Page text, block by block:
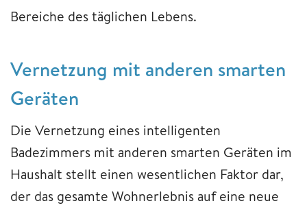
Bereiche des täglichen Lebens.
Vernetzung mit anderen smarten
Geräten
Die Vernetzung eines intelligenten
Badezimmers mit anderen smarten Geräten im
Haushalt stellt einen wesentlichen Faktor dar,
der das gesamte Wohnerlebnis auf eine neue